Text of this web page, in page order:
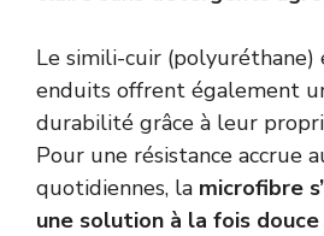
Le simili-cuir (polyuréthane)
enduits offrent également
durabilité grâce à leur
Pour une résistance accrue
quotidiennes, la microfibre
une solution à la fois